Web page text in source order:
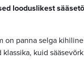
looduslikest
on panna selga
klassika, kuid